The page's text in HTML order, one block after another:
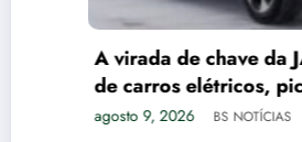
A virada de chave da JAC
de carros elétricos,
de caminhões
agosto 9, 2026 BS NOTÍCIAS